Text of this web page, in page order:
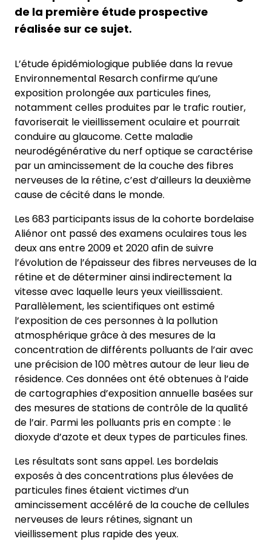
de la première étude prospective
réalisée sur ce sujet.
L’étude épidémiologique publiée dans la revue
Environnemental Resarch confirme qu’une
exposition prolongée aux particules fines,
notamment celles produites par le trafic routier,
favoriserait le vieillissement oculaire et pourrait
conduire au glaucome. Cette maladie
neurodégénérative du nerf optique se caractérise
par un amincissement de la couche des fibres
nerveuses de la rétine, c’est d’ailleurs la deuxième
cause de cécité dans le monde.
Les 683 participants issus de la cohorte bordelaise
Aliénor ont passé des examens oculaires tous les
deux ans entre 2009 et 2020 afin de suivre
l’évolution de l’épaisseur des fibres nerveuses de la
rétine et de déterminer ainsi indirectement la
vitesse avec laquelle leurs yeux vieillissaient.
Parallèlement, les scientifiques ont estimé
l’exposition de ces personnes à la pollution
atmosphérique grâce à des mesures de la
concentration de différents polluants de l’air avec
une précision de 100 mètres autour de leur lieu de
résidence. Ces données ont été obtenues à l’aide
de cartographies d’exposition annuelle basées sur
des mesures de stations de contrôle de la qualité
de l’air. Parmi les polluants pris en compte : le
dioxyde d’azote et deux types de particules fines.
Les résultats sont sans appel. Les bordelais
exposés à des concentrations plus élevées de
particules fines étaient victimes d’un
amincissement accéléré de la couche de cellules
nerveuses de leurs rétines, signant un
vieillissement plus rapide des yeux.